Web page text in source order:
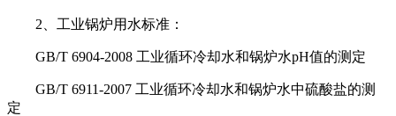
2、工业锅炉用水标准：
GB/T 6904-2008 工业循环冷却水和锅炉水pH值的测定
GB/T 6911-2007 工业循环冷却水和锅炉水中硫酸盐的测
定